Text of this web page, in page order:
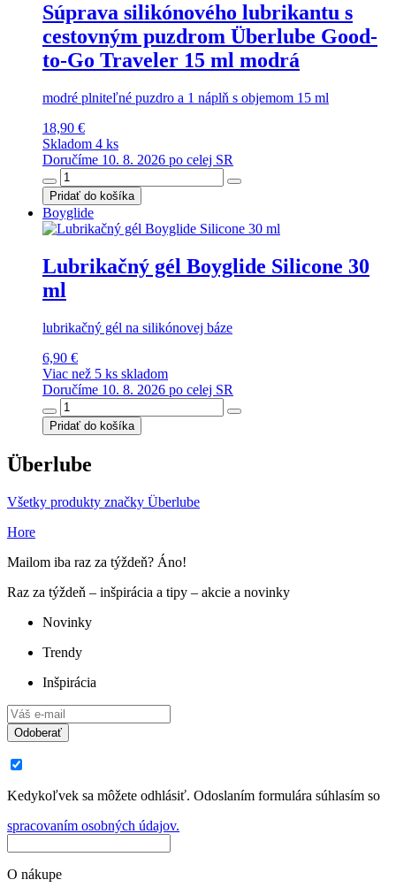
Súprava silikónového lubrikantu s
cestovným puzdrom Überlube Good-
to-Go Traveler 15 ml modrá
modré plniteľné puzdro a 1 náplň s objemom 15 ml
18,90 €
Skladom 4 ks
Doručíme 10. 8. 2026 po celej SR
Pridať do košíka
Boyglide
Lubrikačný gél Boyglide Silicone 30
ml
lubrikačný gél na silikónovej báze
6,90 €
Viac než 5 ks skladom
Doručíme 10. 8. 2026 po celej SR
Pridať do košíka
Überlube
Všetky produkty značky Überlube
Hore
Mailom iba raz za týždeň? Áno!
Raz za týždeň – inšpirácia a tipy – akcie a novinky
Novinky
Trendy
Inšpirácia
Odoberať
Kedykoľvek sa môžete odhlásiť. Odoslaním formulára súhlasím so
spracovaním osobných údajov.
O nákupe